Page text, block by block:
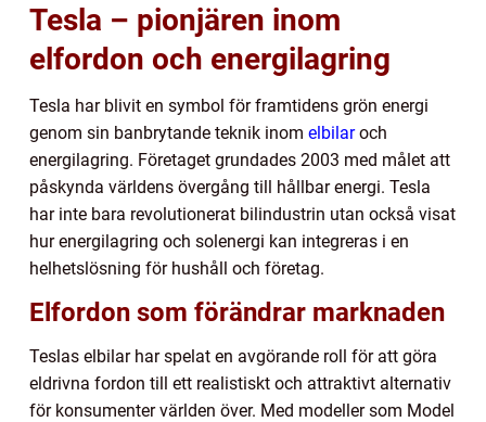
Tesla – pionjären inom
elfordon och energilagring
Tesla har blivit en symbol för framtidens grön energi
genom sin banbrytande teknik inom elbilaroch
energilagring. Företaget grundades 2003 med målet att
påskynda världens övergång till hållbar energi. Tesla
har inte bara revolutionerat bilindustrin utan också visat
hur energilagring och solenergi kan integreras i en
helhetslösning för hushåll och företag.
Elfordon som förändrar marknaden
Teslas elbilar har spelat en avgörande roll för att göra
eldrivna fordon till ett realistiskt och attraktivt alternativ
för konsumenter världen över. Med modeller som Model